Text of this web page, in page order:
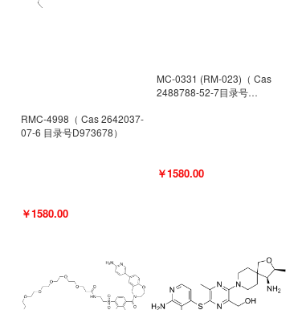
RMC-4998（ Cas 2642037-
07-6 目录号D973678）
￥1580.00
MC-0331 (RM-023)（ Cas
2488788-52-7目录号
￥1580.00